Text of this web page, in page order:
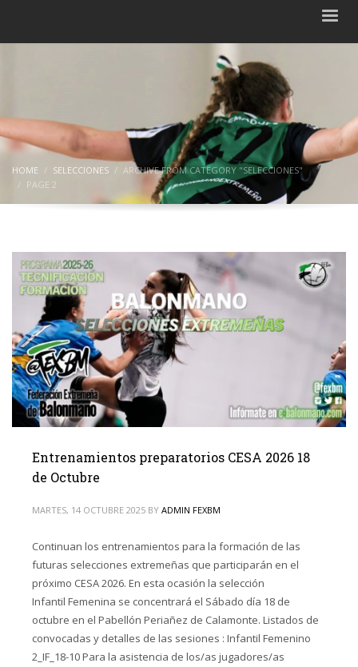
HOME SELECCIONES
ARCHIVE FROM CATEGORY "SELECCIONES"
PAGE 2
Category: Selecciones
Entrenamientos preparatorios CESA 2026 18
de Octubre
MARTES, 14 OCTUBRE 2025 BY ADMIN FEXBM
Continuan los entrenamientos para la formación de las
futuras selecciones extremeñas que participarán en el
próximo CESA 2026. En esta ocasión la selección
Infantil Femenina se concentrará el Sábado día 18 de
octubre en el Pabellón Periañez de Calamonte. Listados de
convocadas y detalles de las sesiones : Infantil Femenino
2_IF_18-10 Para la asistencia de los/as jugadores/as